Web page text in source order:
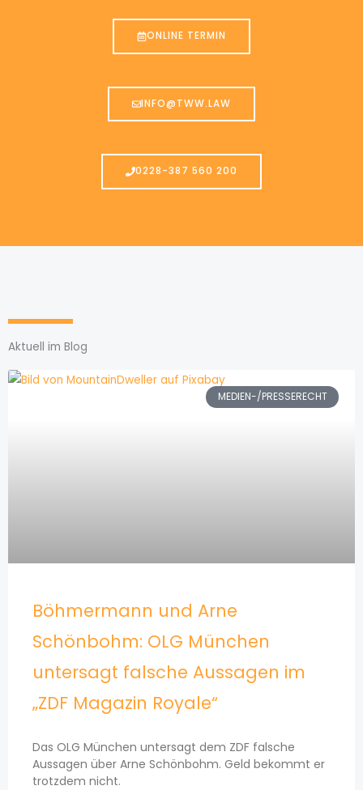
ONLINE TERMIN
INFO@TWW.LAW
0228-387 560 200
Aktuell im Blog
MEDIEN-/PRESSERECHT
Böhmermann und Arne
Schönbohm: OLG München
untersagt falsche Aussagen im
„ZDF Magazin Royale“
Das OLG München untersagt dem ZDF falsche
Aussagen über Arne Schönbohm. Geld bekommt er
trotzdem nicht.